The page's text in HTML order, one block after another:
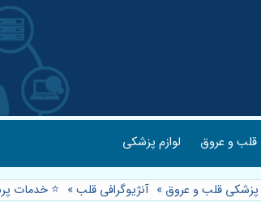
و عروق لوازم پزشکی
قلب و عروق » آنژیوگرافی قلب» ⭐️ خدمات